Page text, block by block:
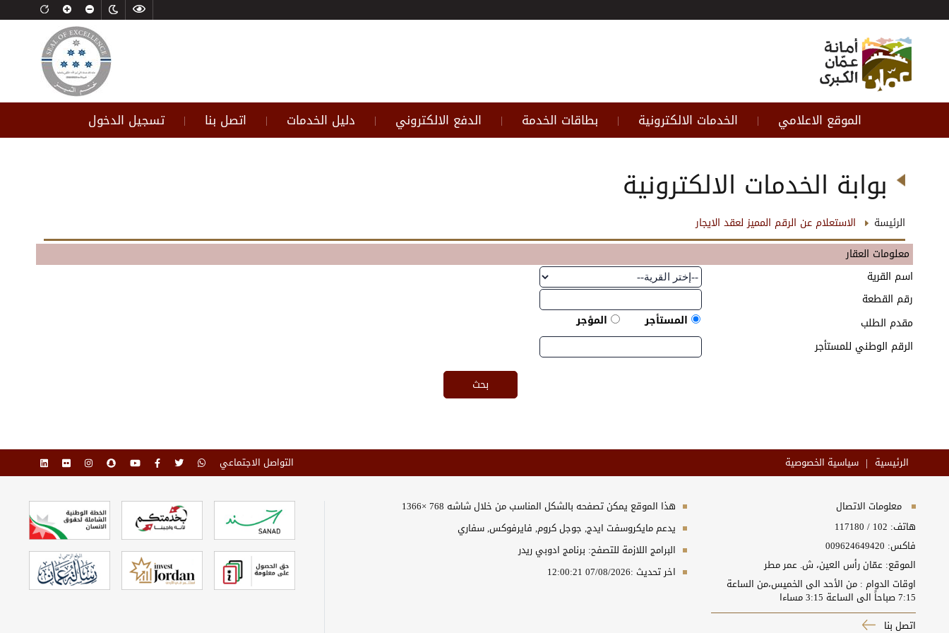
الموقع الاعلامي | الخدمات الالكترونية | بطاقات الخدمة | الدفع الالكتروني | دليل الخدمات | اتصل بنا | تسجيل الدخول
بوابة الخدمات الالكترونية
الرئيسة
الاستعلام عن الرقم المميز لعقد الايجار
معلومات العقار
اسم القرية
رقم القطعة
مقدم الطلب
المستأجر
المؤجر
الرقم الوطني للمستأجر
الرئيسية | سياسية الخصوصية التواصل الاجتماعي
معلومات الاتصال
هاتف: 102
/
117180
فاكس: 009624649420
الموقع: عمّان رأس العين، ش. عمر مطر
اوقات الدوام : من الأحد الى الخميس،من الساعة
7:15 صباحاً الى الساعة 3:15 مساءا
اتصل بنا
هذا الموقع يمكن تصفحه بالشكل المناسب من خلال شاشه 768 ×1366
يدعم مايكروسفت ايدج, جوجل كروم, فايرفوكس, سفاري
البرامج اللازمة للتصفح: برنامج ادوبي ريدر
اخر تحديث :07/08/2026 12:00:21